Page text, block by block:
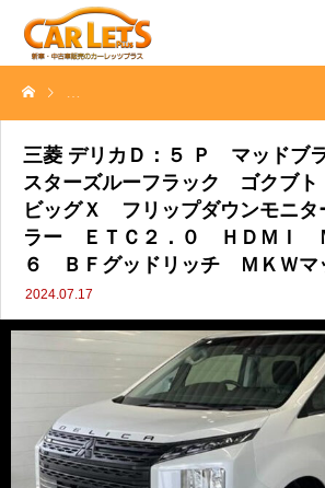
三菱 デリカＤ：５ Ｐ マッドブラック
三菱 デリカＤ：５ Ｐ マッドブ
スターズルーフラック ゴクブ
ビッグＸ フリップダウンモニ
ラー ＥＴＣ２．０ ＨＤＭＩ
６ ＢＦグッドリッチ ＭＫＷマ
2024.07.17